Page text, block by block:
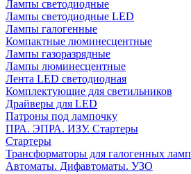
Лампы светодиодные
Лампы светодиодные LED
Лампы галогенные
Компактные люминесцентные
Лампы газоразрядные
Лампы люминесцентные
Лента LED светодиодная
Комплектующие для светильников
Драйверы для LED
Патроны под лампочку
ПРА. ЭПРА. ИЗУ. Стартеры
Стартеры
Трансформаторы для галогенных ламп
Автоматы. Дифавтоматы. УЗО